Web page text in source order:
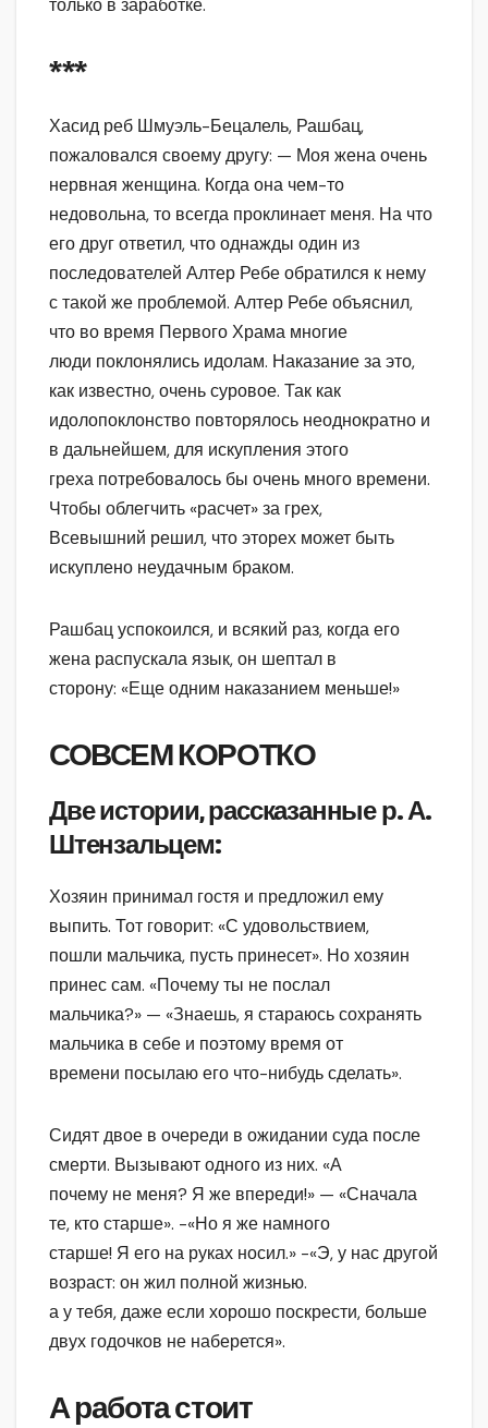
только в заработке.
***
Хасид реб Шмуэль-Бецалель, Рашбац,
пожаловался своему другу: — Моя жена очень
нервная женщина. Когда она чем-то
недовольна, то всегда проклинает меня. На что
его друг ответил, что однажды один из
последователей Алтер Ребе обратился к нему
с такой же проблемой. Алтер Ребе объяснил,
что во время Первого Храма многие
люди поклонялись идолам. Наказание за это,
как известно, очень суровое. Так как
идолопоклонство повторялось неоднократно и
в дальнейшем, для искупления этого
греха потребовалось бы очень много времени.
Чтобы облегчить «расчет» за грех,
Всевышний решил, что эторех может быть
искуплено неудачным браком.
Рашбац успокоился, и всякий раз, когда его
жена распускала язык, он шептал в
сторону: «Еще одним наказанием меньше!»
СОВСЕМ КОРОТКО
Две истории, рассказанные р. А.
Штензальцем:
Хозяин принимал гостя и предложил ему
выпить. Тот говорит: «С удовольствием,
пошли мальчика, пусть принесет». Но хозяин
принес сам. «Почему ты не послал
мальчика?» — «Знаешь, я стараюсь сохранять
мальчика в себе и поэтому время от
времени посылаю его что-нибудь сделать».
Сидят двое в очереди в ожидании суда после
смерти. Вызывают одного из них. «А
почему не меня? Я же впереди!» — «Сначала
те, кто старше». -«Но я же намного
старше! Я его на руках носил.» -«Э, у нас другой
возраст: он жил полной жизнью.
а у тебя, даже если хорошо поскрести, больше
двух годочков не наберется».
А работа стоит